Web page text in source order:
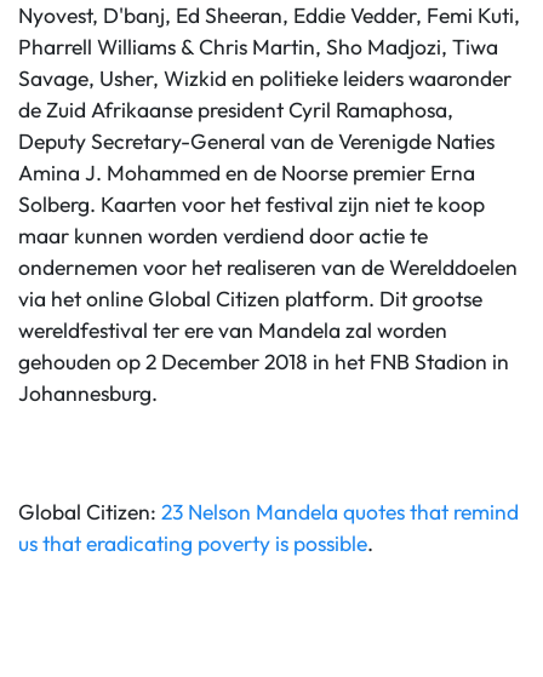
Nyovest, D'banj, Ed Sheeran, Eddie Vedder, Femi Kuti,
Pharrell Williams & Chris Martin, Sho Madjozi, Tiwa
Savage, Usher, Wizkid en politieke leiders waaronder
de Zuid Afrikaanse president Cyril Ramaphosa,
Deputy Secretary-General van de Verenigde Naties
Amina J. Mohammed en de Noorse premier Erna
Solberg. Kaarten voor het festival zijn niet te koop
maar kunnen worden verdiend door actie te
ondernemen voor het realiseren van de Werelddoelen
via het online Global Citizen platform. Dit grootse
wereldfestival ter ere van Mandela zal worden
gehouden op 2 December 2018 in het FNB Stadion in
Johannesburg.
Global Citizen: 23 Nelson Mandela quotes that remind
us that eradicating poverty is possible.